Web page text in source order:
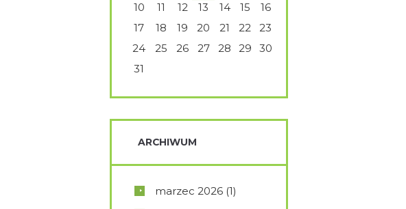
10
11 12 13 14 15
16
17
18 19 20 21 22
23
24
25 26 27 28 29
30
31
ARCHIWUM
marzec 2026 (1)